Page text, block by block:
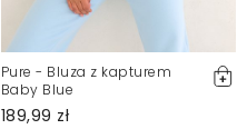
Pure - Bluza z kapturem
Baby Blue
189,99 zł